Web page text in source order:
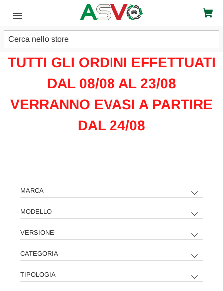
Cerca
ATTENZIONE!!!
TUTTI GLI ORDINI EFFETTUATI
DAL 08/08 AL 23/08
VERRANNO EVASI A PARTIRE
DAL 24/08
MARCA
MODELLO
VERSIONE
CATEGORIA
TIPOLOGIA